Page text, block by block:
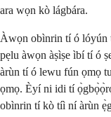
ara wọn kò lágbára.
Àwọn obìnrin tí ó lóyún
pẹlu àwọn àṣìṣe ìbí tí ó
àrùn tí ó lewu fún ọmọ
ọmọ. Èyí ni idi tí
obìnrin tí kò tíì ní àrùn